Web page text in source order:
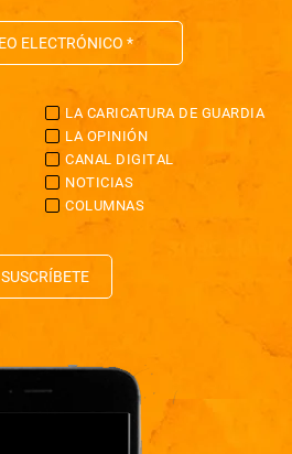
LA CARICATURA DE GUARDIA
LA OPINIÓN
CANAL DIGITAL
NOTICIAS
COLUMNAS
SUSCRÍBETE